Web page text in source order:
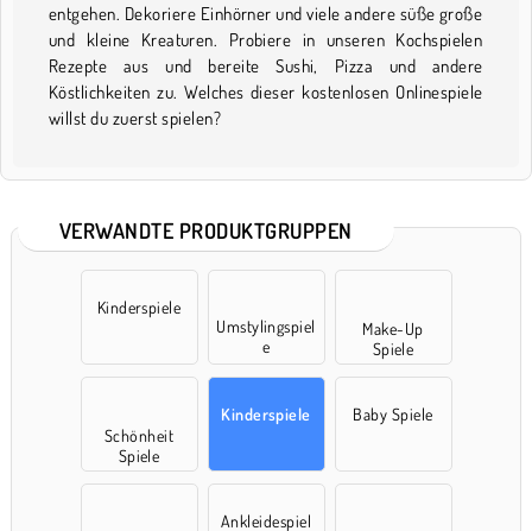
entgehen. Dekoriere Einhörner und viele andere süße große
und kleine Kreaturen. Probiere in unseren Kochspielen
Rezepte aus und bereite Sushi, Pizza und andere
Köstlichkeiten zu. Welches dieser kostenlosen Onlinespiele
willst du zuerst spielen?
VERWANDTE PRODUKTGRUPPEN
Kinderspiele
Umstylingspiel
e
Make-Up
Spiele
Schönheit
Spiele
Kinderspiele Baby Spiele
Ankleidespiel